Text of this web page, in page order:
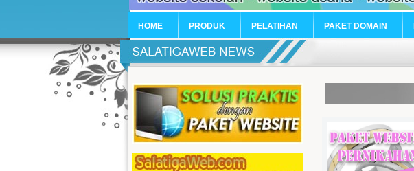
HOME PRODUK PELATIHAN PAKET DOMAIN